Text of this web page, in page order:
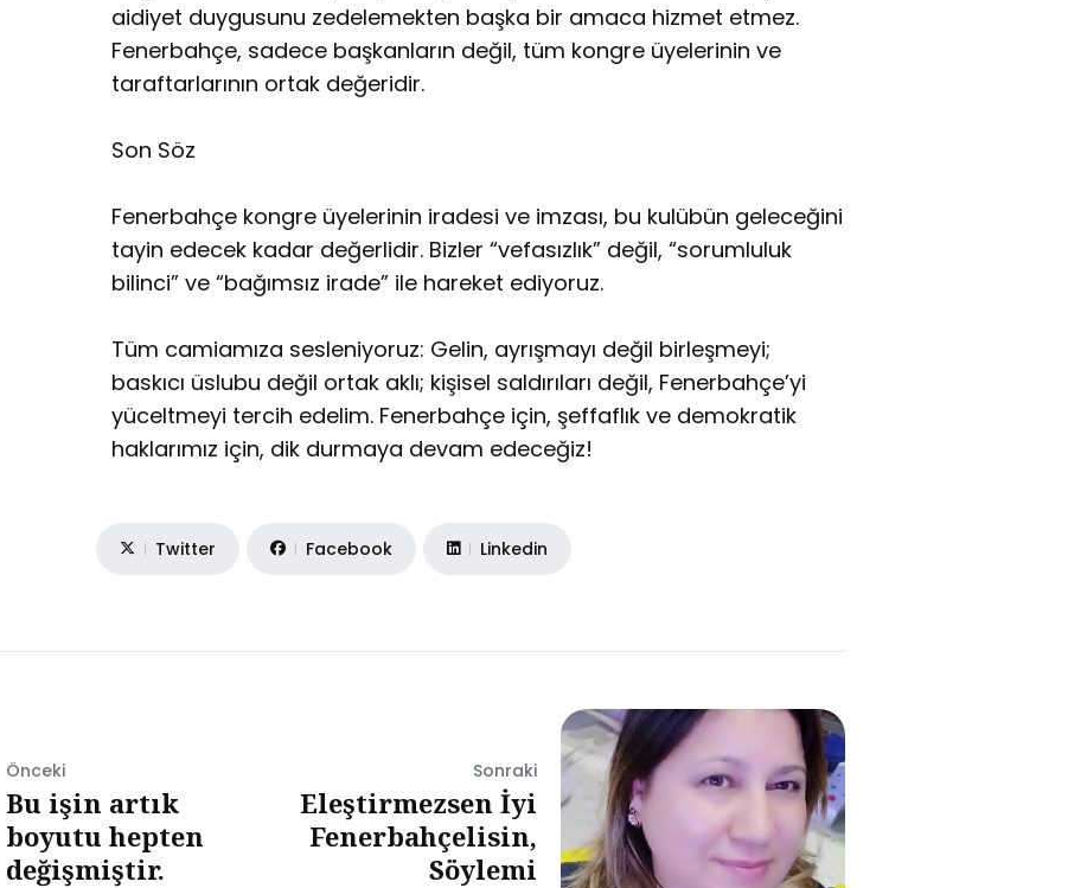
aidiyet duygusunu zedelemekten başka bir amaca hizmet etmez.
Fenerbahçe, sadece başkanların değil, tüm kongre üyelerinin ve
taraftarlarının ortak değeridir.
Son Söz
Fenerbahçe kongre üyelerinin iradesi ve imzası, bu kulübün geleceğini
tayin edecek kadar değerlidir. Bizler “vefasızlık” değil, “sorumluluk
bilinci” ve “bağımsız irade” ile hareket ediyoruz.
Tüm camiamıza sesleniyoruz: Gelin, ayrışmayı değil birleşmeyi;
baskıcı üslubu değil ortak aklı; kişisel saldırıları değil, Fenerbahçe’yi
yüceltmeyi tercih edelim. Fenerbahçe için, şeffaflık ve demokratik
haklarımız için, dik durmaya devam edeceğiz!
Twitter Facebook Linkedin
Önceki
Bu işin artık
boyutu hepten
değişmiştir.
Sonraki
Eleştirmezsen İyi
Fenerbahçelisin,
Söylemi